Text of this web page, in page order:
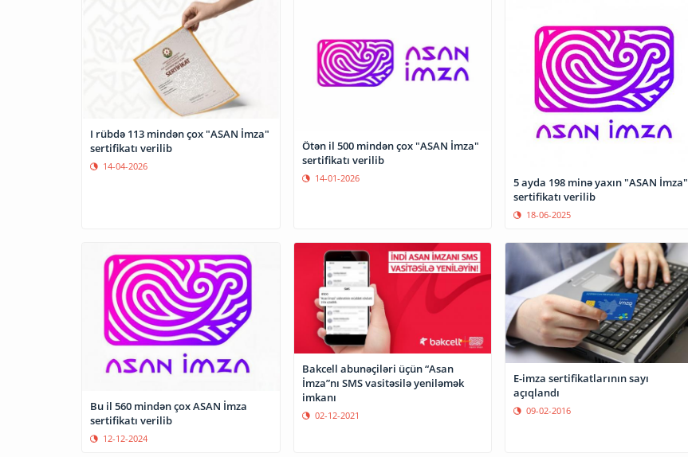
I rübdə 113 mindən çox "ASAN İmza"
sertifikatı verilib
14-04-2026
Ötən il 500 mindən çox "ASAN İmza"
sertifikatı verilib
14-01-2026
5 ayda 198 minə yaxın "ASAN İmza"
sertifikatı verilib
18-06-2025
Bu il 560 mindən çox ASAN İmza
sertifikatı verilib
12-12-2024
Bakcell abunəçiləri üçün “Asan
İmza”nı SMS vasitəsilə yeniləmək
imkanı
02-12-2021
E-imza sertifikatlarının sayı
açıqlandı
09-02-2016